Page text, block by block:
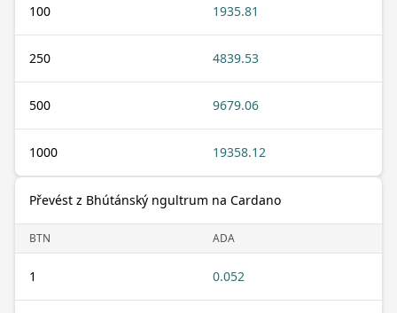
100 1935.81
250 4839.53
500 9679.06
1000 19358.12
Převést z Bhútánský ngultrum na Cardano
BTN ADA
1 0.052